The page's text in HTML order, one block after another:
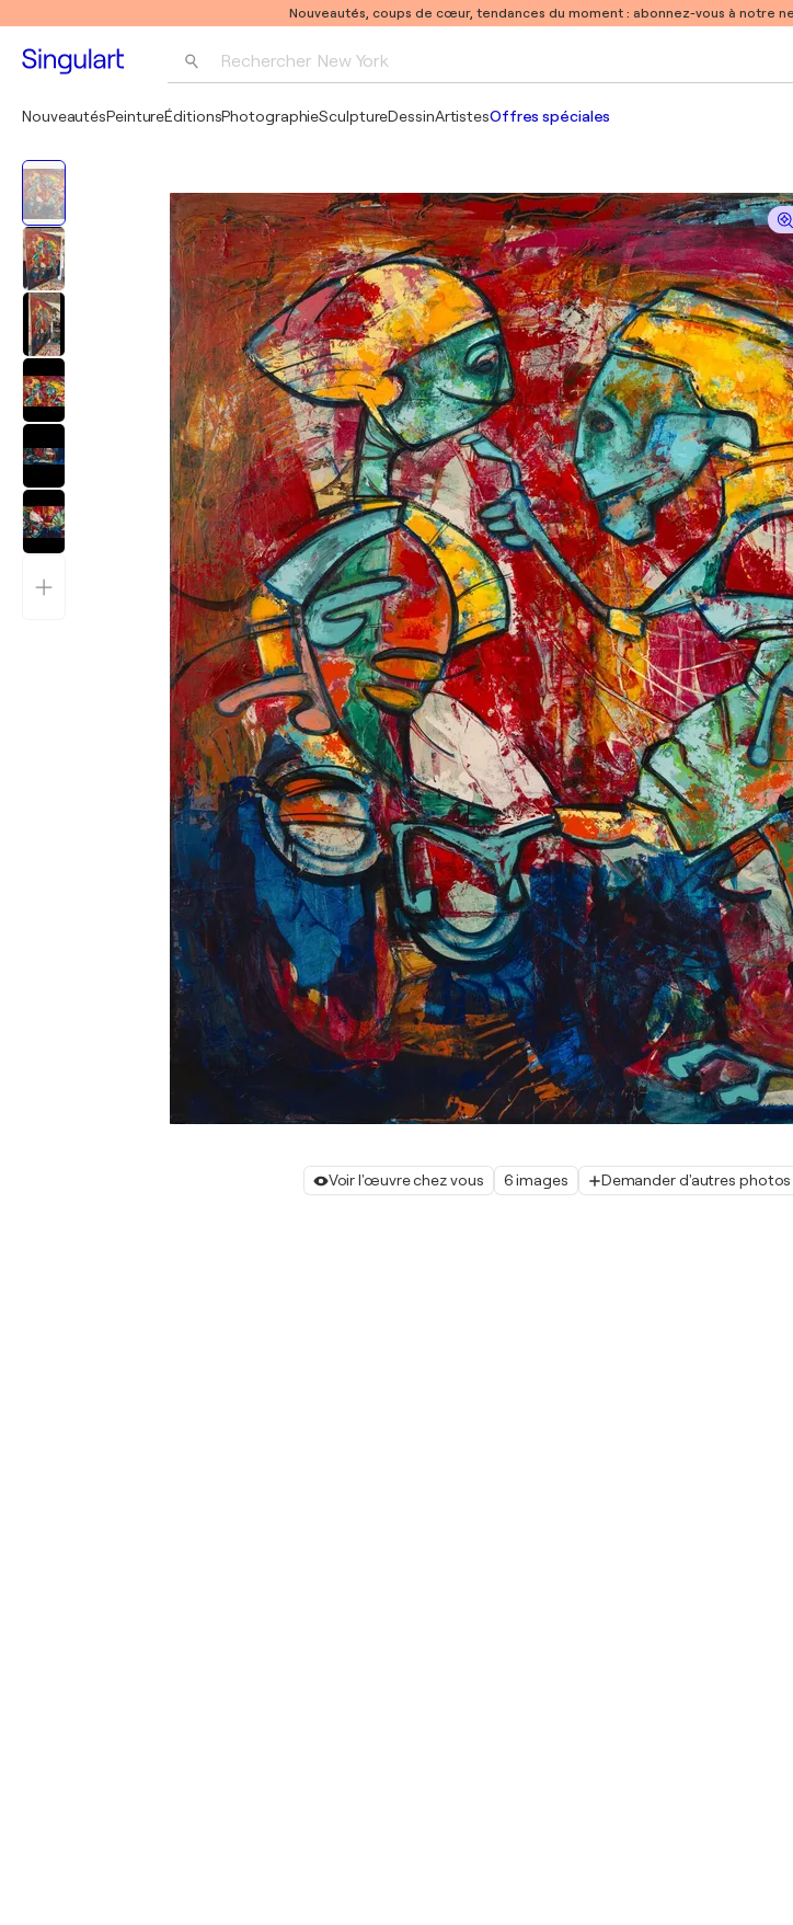
Nouveautés, coups de cœur, tendances du moment : abonnez-vous à notre
Rechercher New York
Pablo Picasso
NouveautésPeintureÉditionsPhotographieSculptureDessinArtistesOffres spéciales
Voir l'œuvre chez vous 6 images Demander d'autres photos